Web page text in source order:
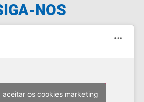
NOS
aceitar os cookies marketing